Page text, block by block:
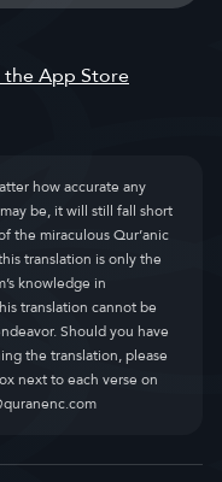
how accurate any
be, it will still fall short
the miraculous Qur’anic
translation is only the
knowledge in
translation cannot be
Should you have
the translation, please
next to each verse on